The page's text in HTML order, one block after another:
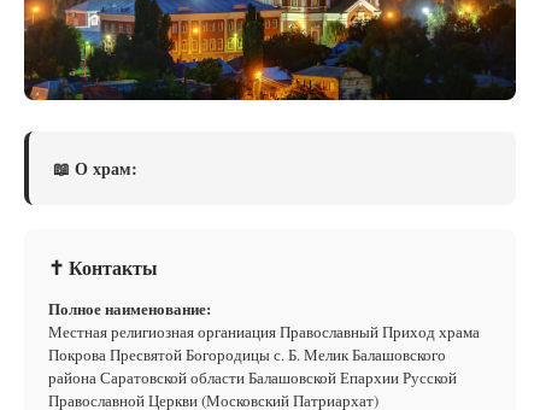
📖 О храм:
✝ Контакты
Полное наименование:
Местная религиозная органиация Православный Приход храма
Покрова Пресвятой Богородицы с. Б. Мелик Балашовского
района Саратовской области Балашовской Епархии Русской
Православной Церкви (Московский Патриархат)